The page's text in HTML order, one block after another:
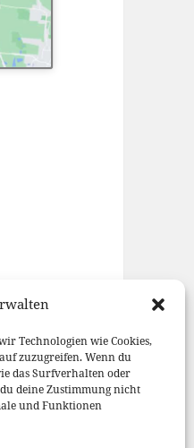
Technologien wie Cookies,
zuzugreifen. Wenn du
das Surfverhalten oder
deine Zustimmung nicht
und Funktionen